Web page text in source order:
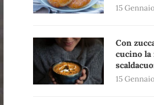
15
Con
cucino
15